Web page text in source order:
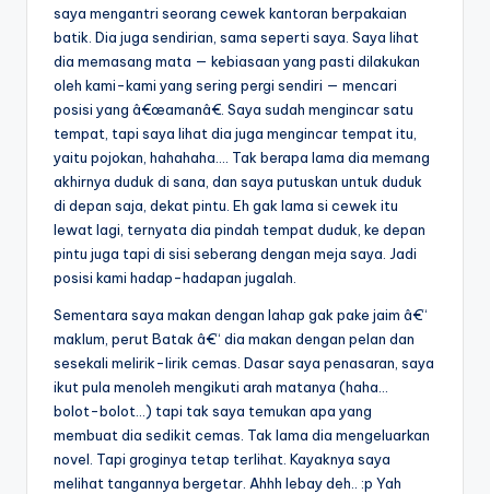
saya mengantri seorang cewek kantoran berpakaian
batik. Dia juga sendirian, sama seperti saya. Saya lihat
dia memasang mata — kebiasaan yang pasti dilakukan
oleh kami-kami yang sering pergi sendiri — mencari
posisi yang â€œamanâ€. Saya sudah mengincar satu
tempat, tapi saya lihat dia juga mengincar tempat itu,
yaitu pojokan, hahahaha…. Tak berapa lama dia memang
akhirnya duduk di sana, dan saya putuskan untuk duduk
di depan saja, dekat pintu. Eh gak lama si cewek itu
lewat lagi, ternyata dia pindah tempat duduk, ke depan
pintu juga tapi di sisi seberang dengan meja saya. Jadi
posisi kami hadap-hadapan jugalah.
Sementara saya makan dengan lahap gak pake jaim â€“
maklum, perut Batak â€“ dia makan dengan pelan dan
sesekali melirik-lirik cemas. Dasar saya penasaran, saya
ikut pula menoleh mengikuti arah matanya (haha…
bolot-bolot…) tapi tak saya temukan apa yang
membuat dia sedikit cemas. Tak lama dia mengeluarkan
novel. Tapi groginya tetap terlihat. Kayaknya saya
melihat tangannya bergetar. Ahhh lebay deh.. :p Yah